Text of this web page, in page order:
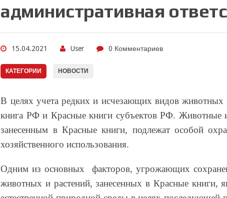
административная
15.04.2021 User 0 Комментариев
КАТЕГОРИИ НОВОСТИ
В целях учета редких и исчезающих видов животных
книга РФ и Красные книги субъектов РФ. Животные
занесенным в Красные книги, подлежат особой
хозяйственного использования.
Одним из основных факторов, угрожающих
животных и растений, занесенных в Красные книги,